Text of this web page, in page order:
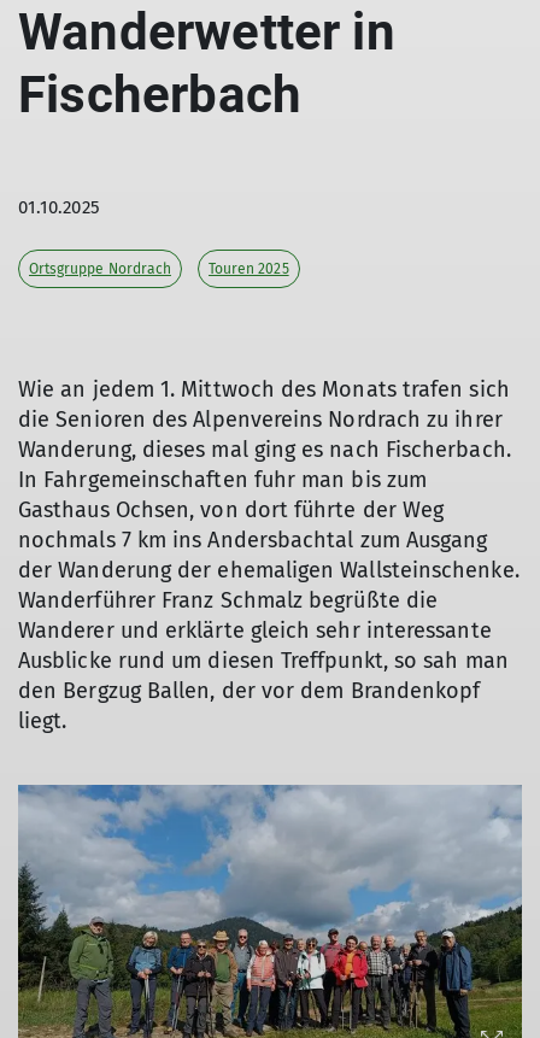
Wanderwetter in
Fischerbach
01.10.2025
Ortsgruppe Nordrach Touren 2025
Wie an jedem 1. Mittwoch des Monats trafen sich
die Senioren des Alpenvereins Nordrach zu ihrer
Wanderung, dieses mal ging es nach Fischerbach.
In Fahrgemeinschaften fuhr man bis zum
Gasthaus Ochsen, von dort führte der Weg
nochmals 7 km ins Andersbachtal zum Ausgang
der Wanderung der ehemaligen Wallsteinschenke.
Wanderführer Franz Schmalz begrüßte die
Wanderer und erklärte gleich sehr interessante
Ausblicke rund um diesen Treffpunkt, so sah man
den Bergzug Ballen, der vor dem Brandenkopf
liegt.